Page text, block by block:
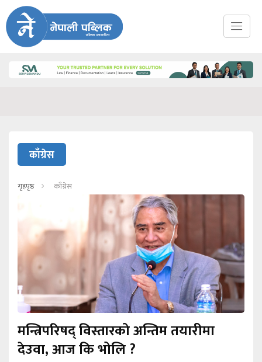
काँग्रेस
गृहपृष्ठ काँग्रेस
मन्त्रिपरिषद् विस्तारको अन्तिम तयारीमा
देउवा, आज कि भोलि ?